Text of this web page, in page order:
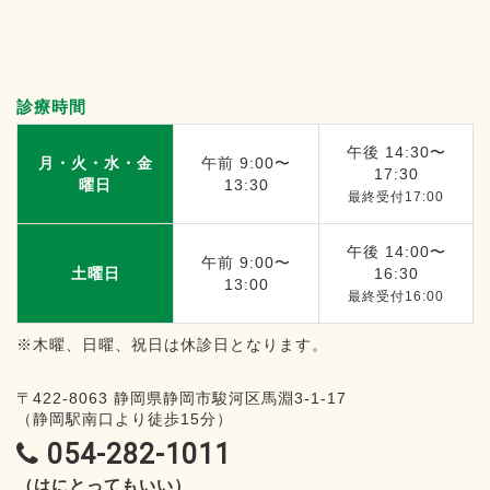
診療時間
月・火・水・金
曜日
午前 9:00〜
13:30
午後 14:30〜
17:30
最終受付17:00
土曜日
午前 9:00〜
13:00
午後 14:00〜
16:30
最終受付16:00
※木曜、日曜、祝日は休診日となります。
〒422-8063 静岡県静岡市駿河区馬淵3-1-17
（静岡駅南口より徒歩15分）
054-282-1011
（はにとってもいい）